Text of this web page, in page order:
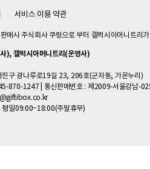
서비스 이용 약관
매사 주식회사 쿠링으로 부터 갤럭시아머니트리
), 갤럭시아머니트리(운영사)
진구 광나루로19길 23, 206호(군자동, 가온누리)
870-1247
통신판매번호 : 제2009-서울강남-
평일09:00~18:00(주말휴무)